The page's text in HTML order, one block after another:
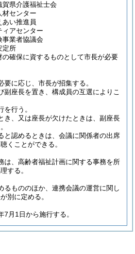
賀県介護福祉士会
材センター
い推進員
ィアセンター
事業者協議会
定所
の確保に資するものとして市長が必要
要に応じ、市長が招集する。
副座長を置き、構成員の互選によりこ
を行う。
き、又は座長が欠けたときは、副座長
と認めるときは、会議に関係者の出席
くことができる。
は、高齢者福祉計画に関する事務を所
する。
るもののほか、連携会議の運営に関し
別に定める。
7月1日から施行する。